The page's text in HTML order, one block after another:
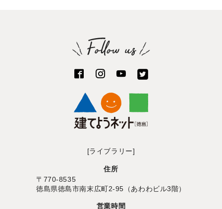
[ライブラリー]
住所
〒770-8535
徳島県徳島市南末広町2-95（あわわビル3階）
営業時間